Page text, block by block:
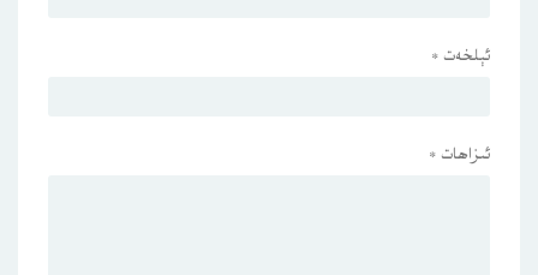
ئېلخەت *
ئىزاھات *